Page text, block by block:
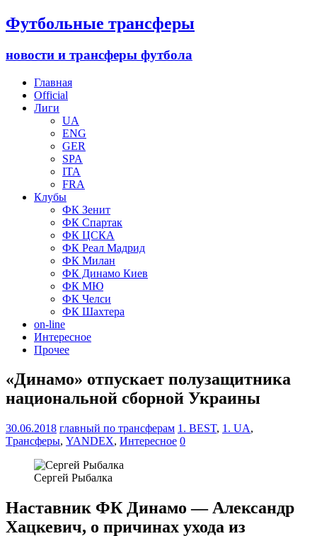
Футбольные трансферы
новости и трансферы футбола
Главная
Official
Лиги
UA
ENG
GER
SPA
ITA
FRA
Клубы
ФК Зенит
ФК Спартак
ФК ЦСКА
ФК Реал Мадрид
ФК Милан
ФК Динамо Киев
ФК МЮ
ФК Челси
ФК Шахтера
on-line
Интересное
Прочее
«Динамо» отпускает полузащитника
национальной сборной Украины
30.06.2018 главный по трансферам 1. BEST, 1. UA,
Tрансферы, YANDEX, Интересное 0
Сергей Рыбалка
Наставник ФК Динамо — Александр
Хацкевич, о причинах ухода из